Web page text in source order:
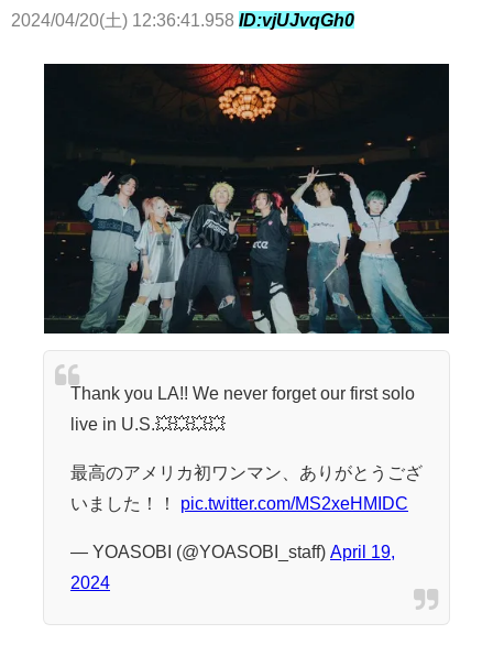
2024/04/20(土) 12:36:41.958 ID:vjUJvqGh0
Thank you LA!! We never forget our first solo
live in U.S.💥💥💥💥
最高のアメリカ初ワンマン、ありがとうござ
いました！！ pic.twitter.com/MS2xeHMIDC
— YOASOBI (@YOASOBI_staff) April 19,
2024